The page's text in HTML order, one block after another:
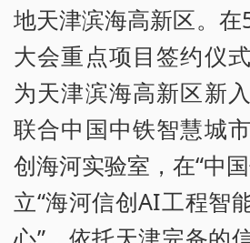
地天津滨海高新区。在
大会重点项目签约仪
为天津滨海高新区新
联合中国中铁智慧城
创海河实验室，在“中
立“海河信创AI工程智